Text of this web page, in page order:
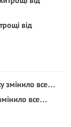
від
все…